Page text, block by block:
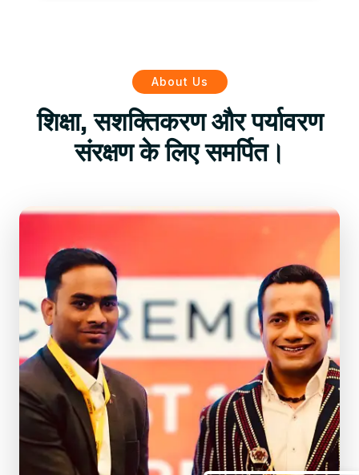
About Us
शिक्षा, सशक्तिकरण और पर्यावरण
संरक्षण के लिए समर्पित।